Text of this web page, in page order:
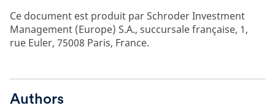
Ce document est produit par Schroder Investment
Management (Europe) S.A., succursale française, 1,
rue Euler, 75008 Paris, France.
Authors